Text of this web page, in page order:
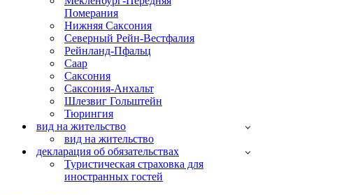
Померания
Нижняя Саксония
Северный Рейн-Вестфалия
Рейнланд-Пфальц
Саар
Саксония
Саксония-Анхальт
Шлезвиг Гольштейн
Тюрингия
вид на жительство
вид на жительство
декларация об обязательствах
Туристическая страховка для
иностранных гостей